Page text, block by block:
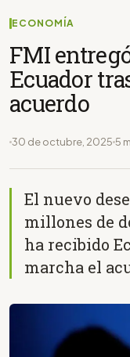
ECONOMÍA
FMI
Ecuador
acuerdo
30 de octubre, 2025 5
El nuevo
millones de
ha recibido
marcha el